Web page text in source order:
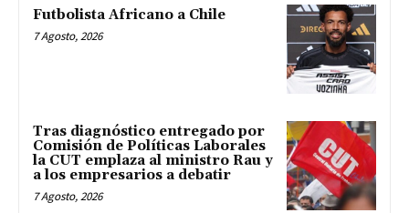
Futbolista Africano a Chile
7 Agosto, 2026
Tras diagnóstico entregado por
Comisión de Políticas Laborales
la CUT emplaza al ministro Rau y
a los empresarios a debatir
7 Agosto, 2026